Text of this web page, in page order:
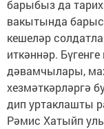
барыбыз да
вакытында
кешеләр
иткәннәр.
дәвамчылары,
хезмәткәрләргә
дип уртаклашты
Рәмис Хатыйп